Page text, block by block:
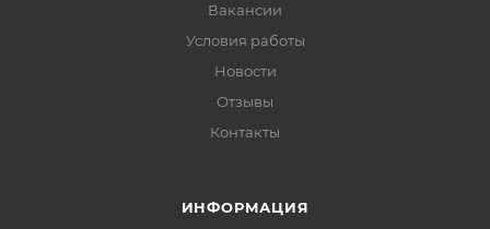
Вакансии
Условия работы
Новости
Отзывы
Контакты
ИНФОРМАЦИЯ